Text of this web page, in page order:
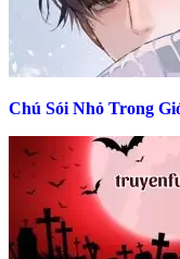
Chú Sói Nhỏ Trong